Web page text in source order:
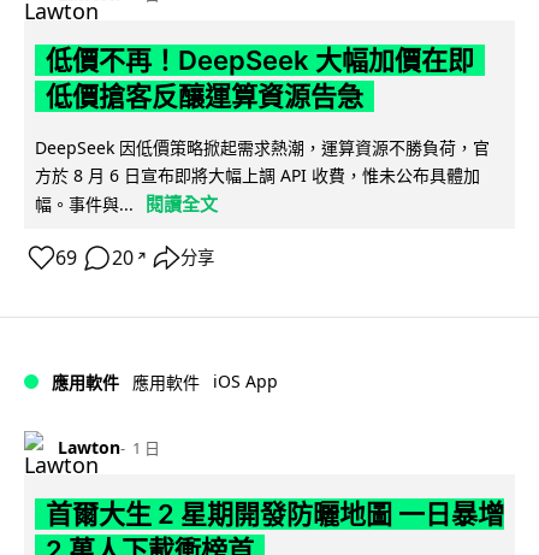
低價不再！DeepSeek 大幅加價在即
低價搶客反釀運算資源告急
DeepSeek 因低價策略掀起需求熱潮，運算資源不勝負荷，官
方於 8 月 6 日宣布即將大幅上調 API 收費，惟未公布具體加
幅。事件與...
閱讀全文
69 20 ↗ 分享
應用軟件 應用軟件 iOS App
Lawton 1 日
首爾大生 2 星期開發防曬地圖 一日暴增